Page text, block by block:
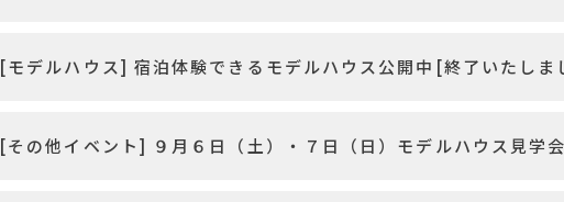
[モデルハウス] 宿泊体験できるモデルハウス公開中[終了いたしま
[その他イベント] ９月６日（土）・７日（日）モデルハウス見学